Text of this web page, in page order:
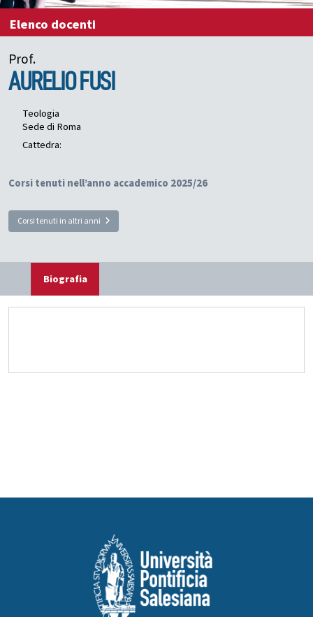
Elenco docenti
Prof.
AURELIO FUSI
Teologia
Sede di Roma
Cattedra:
Corsi tenuti nell’anno accademico 2025/26
Corsi tenuti in altri anni
Biografia